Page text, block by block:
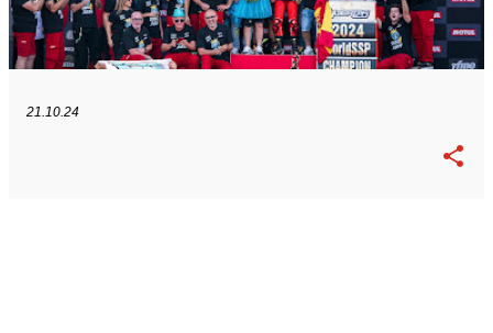
21.10.24